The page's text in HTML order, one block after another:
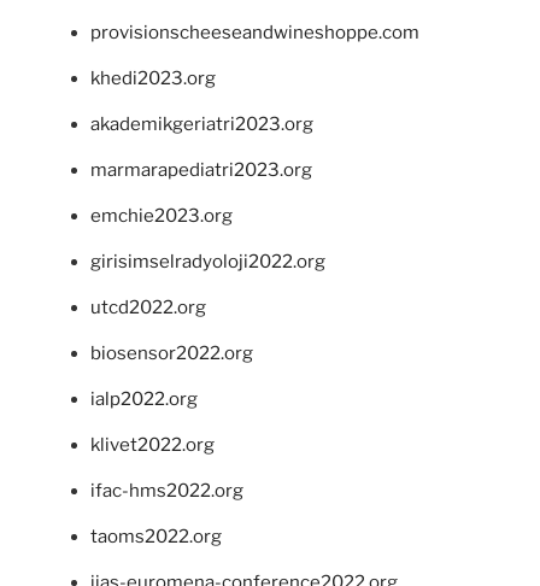
provisionscheeseandwineshoppe.com
khedi2023.org
akademikgeriatri2023.org
marmarapediatri2023.org
emchie2023.org
girisimselradyoloji2022.org
utcd2022.org
biosensor2022.org
ialp2022.org
klivet2022.org
ifac-hms2022.org
taoms2022.org